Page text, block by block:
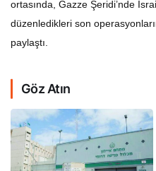
ortasında, Gazze Şeridi’nde
düzenledikleri son
paylaştı.
Göz Atın